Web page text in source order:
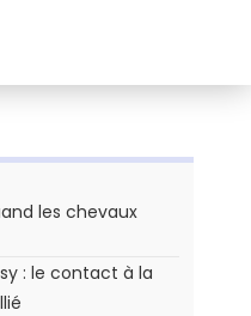
les chevaux
: le contact à la